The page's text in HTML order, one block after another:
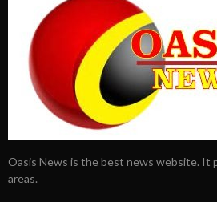
Oasis News is the best news website. It
areas.